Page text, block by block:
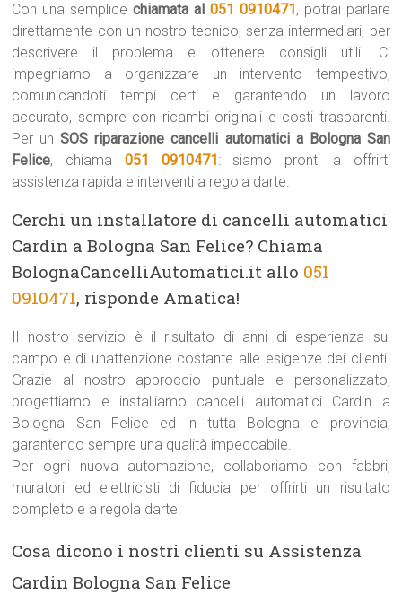
Con una semplicechiamata al 051 0910471, potrai parlare
direttamente con un nostro tecnico, senza intermediari, per
descrivere il problema e ottenere consigli utili. Ci
impegniamo a organizzare un intervento tempestivo,
comunicandoti tempi certi e garantendo un lavoro
accurato, sempre con ricambi originali e costi trasparenti.
Per unSOS riparazione cancelli automatici a Bologna San
Felice, chiama 051 0910471: siamo pronti a offrirti
assistenza rapida e interventi a regola darte.
Cerchi un installatore di cancelli automatici
Cardin a Bologna San Felice? Chiama
BolognaCancelliAutomatici.it allo 051
0910471, risponde Amatica!
Il nostro servizio è il risultato di anni di esperienza sul
campo e di unattenzione costante alle esigenze dei clienti.
Grazie al nostro approccio puntuale e personalizzato,
progettiamo e installiamo cancelli automatici Cardin a
Bologna San Felice ed in tutta Bologna e provincia,
garantendo sempre una qualità impeccabile.
Per ogni nuova automazione, collaboriamo con fabbri,
muratori ed elettricisti di fiducia per offrirti un risultato
completo e a regola darte.
Cosa dicono i nostri clienti su Assistenza
Cardin Bologna San Felice